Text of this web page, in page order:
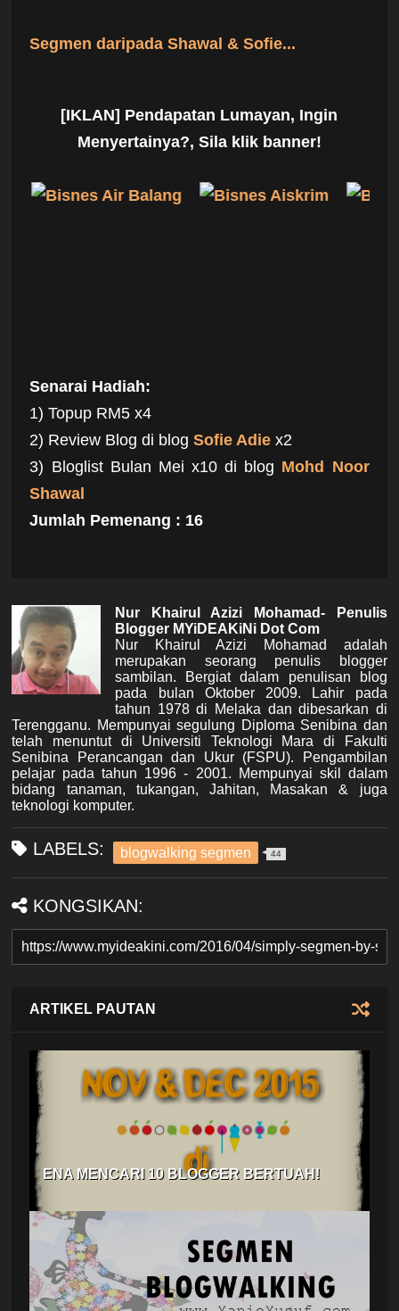
Segmen daripada Shawal &Sofie...
[IKLAN] Pendapatan Lumayan, Ingin
Menyertainya?, Sila klik banner!
Senarai Hadiah:
1) Topup RM5 x4
2) Review Blog di blogSofie Adie x2
3) Bloglist Bulan Mei x10 di blog Mohd Noor
Shawal
Jumlah Pemenang : 16
Nur Khairul Azizi Mohamad- Penulis
Blogger MYiDEAKiNi Dot Com
Nur Khairul Azizi Mohamad adalah
merupakan seorang penulis blogger
sambilan. Bergiat dalam penulisan blog
pada bulan Oktober 2009. Lahir pada
tahun 1978 di Melaka dan dibesarkan di
Terengganu. Mempunyai segulung Diploma Senibina dan
telah menuntut di Universiti Teknologi Mara di Fakulti
Senibina Perancangan dan Ukur (FSPU). Pengambilan
pelajar pada tahun 1996 - 2001. Mempunyai skil dalam
bidang tanaman, tukangan, Jahitan, Masakan & juga
teknologi komputer.
LABELS: blogwalking segmen 44
KONGSIKAN:
ARTIKEL PAUTAN
ENA MENCARI 10 BLOGGER BERTUAH!